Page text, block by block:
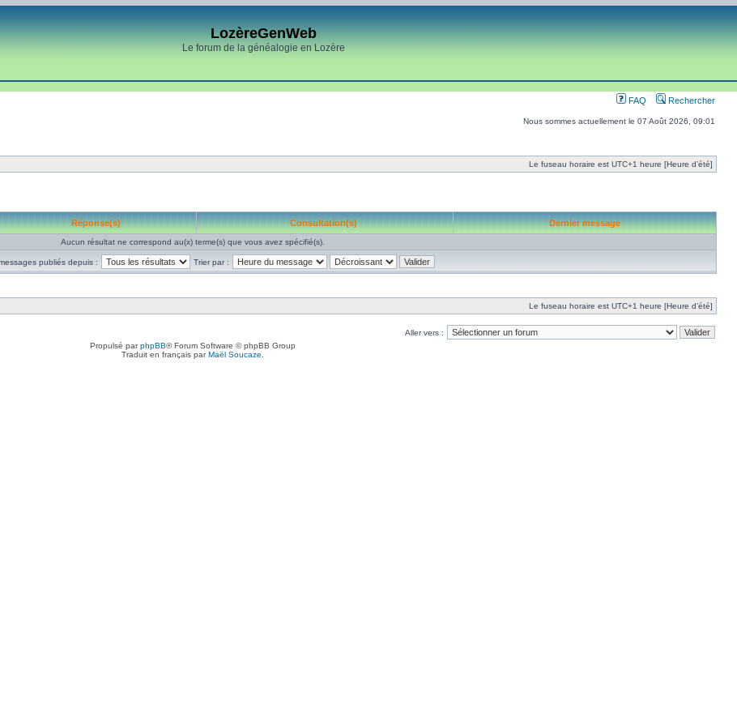
LozèreGenWeb
Le forum de la généalogie en Lozère
FAQ Rechercher
Nous sommes actuellement le 07 Août 2026, 09:01
Le fuseau horaire est UTC+1 heure [Heure d’été]
Réponse(s) Consultation(s) Dernier message
Aucun résultat ne correspond au(x) terme(s) que vous avez spécifié(s).
publiés depuis :
Trier par :
Le fuseau horaire est UTC+1 heure [Heure d’été]
Aller vers :
Propulsé parphpBB® Forum Software © phpBB Group
Traduit en français parMaël Soucaze